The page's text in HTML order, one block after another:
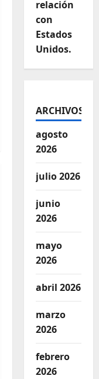
relación
con
Estados
Unidos.
ARCHIVOS
agosto
2026
julio 2026
junio
2026
mayo
2026
abril 2026
marzo
2026
febrero
2026